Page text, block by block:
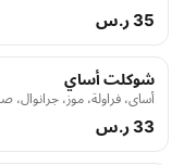
35 ر.س
شوكلت أساي
أساي، فراولة، موز،
33 ر.س